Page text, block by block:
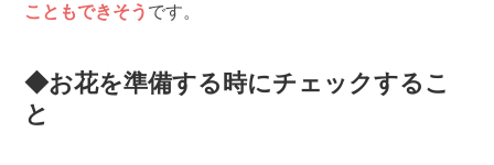
こともできそう です。
◆お花を準備する時にチェックするこ
と